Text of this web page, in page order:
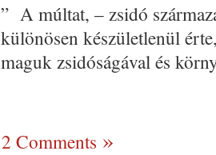
” A múltat, – zsidó
különösen készületlenül
maguk zsidóságával és
2 Comments